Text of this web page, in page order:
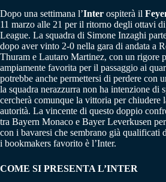
Dopo una settimana l’Inter ospiterà il
11 marzo alle 21 per il ritorno degli ottavi
League. La squadra di Simone Inzaghi
dopo aver vinto 2-0 nella gara di andata a
Thuram e Lautaro Martinez, con un rigore
ampiamente favorita per il passaggio ai
potrebbe anche permettersi di perdere con
la squadra nerazzurra non ha intenzione di
cercherà comunque la vittoria per chiudere
autorità. La vincente di questo doppio
tra Bayern Monaco e Bayer Leverkusen
con i bavaresi che sembrano già qualificati
i bookmakers favorito è l’Inter.
COME SI PRESENTA L’INTER